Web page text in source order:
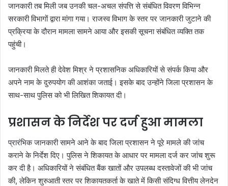
जानकारी तब मिली जब उनकी चल-अचल संपत्ति से संबंधित विवरण विभिन्न
सरकारी विभागों द्वारा मांगा गया। राजस्व विभाग के स्तर पर जानकारी जुटाने की
प्रक्रिया के दौरान मामला सामने आया और इसकी सूचना संबंधित व्यक्ति तक
पहुंची।
जानकारी मिलते ही देवेश मिश्र ने प्रशासनिक अधिकारियों से संपर्क किया और
अपने नाम के दुरुपयोग की आशंका जताई। इसके बाद उन्होंने जिला प्रशासन के
साथ-साथ पुलिस को भी लिखित शिकायत दी।
प्रशासन के निर्देश पर दर्ज हुआ मामला
प्रारंभिक जानकारी सामने आने के बाद जिला प्रशासन ने पूरे मामले की जांच
कराने के निर्देश दिए। पुलिस ने शिकायत के आधार पर मामला दर्ज कर जांच शुरू
कर दी है। अधिकारियों ने संबंधित बैंक खातों और उपलब्ध दस्तावेजों की भी जांच
की, लेकिन शुरुआती स्तर पर शिकायतकर्ता के खाते में किसी संदिग्ध वित्तीय लेनदेन